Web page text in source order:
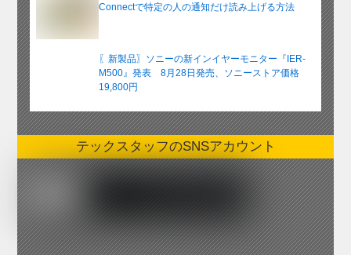
Connectで特定の人の通知だけ読み上げる方法
〖新製品〗ソニーの新インイヤーモニター『IER-
M500』発表 8月28日発売、ソニーストア価格
19,800円
テックスタッフのSNSアカウント